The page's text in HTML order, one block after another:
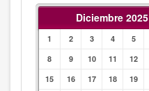
Diciembre 2025
1 2 3 4 5
8
9 10 11 12
15
16 17 18 19